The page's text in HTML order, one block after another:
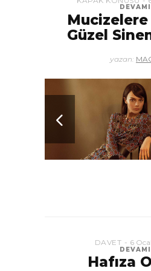
DEVAMI
Güzel
yazan:
DEVAMI
DAVET 6
Hafıza